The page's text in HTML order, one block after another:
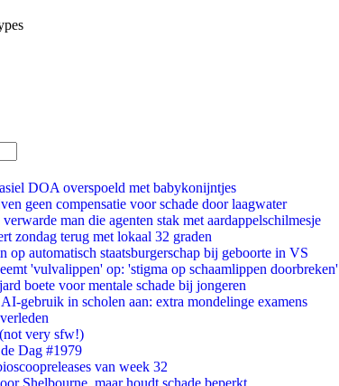
DOA overspoeld met babykonijntjes
geen compensatie voor schade door laagwater
man die agenten stak met aardappelschilmesje
zondag terug met lokaal 32 graden
op automatisch staatsburgerschap bij geboorte in VS
'vulvalippen' op: 'stigma op schaamlippen doorbreken'
boete voor mentale schade bij jongeren
gebruik in scholen aan: extra mondelinge examens
very sfw!)
Dag #1979
van week 32
Shelbourne, maar houdt schade beperkt